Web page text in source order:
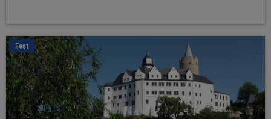
Fest